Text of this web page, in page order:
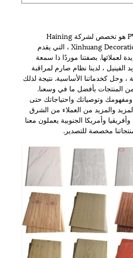
PVC Wall Panel Marble هو تخصص لشركة Haining
Xinhuang Decoration Material Company ، التي يقدم
لعملائها. بصفتنا موردًا ذا سمعة
الفينيل ، لدينا نظام صارم لمراقبة
، وحل كخدماتنا الأساسية. نتيجة لذلك
المنتجات بأفضل ما في وسعنا.
وتوصياتك واحتياجاتك حتى
والمزيد من العملاء من الشرق
وأمريكا الجنوبية يعملون معنا